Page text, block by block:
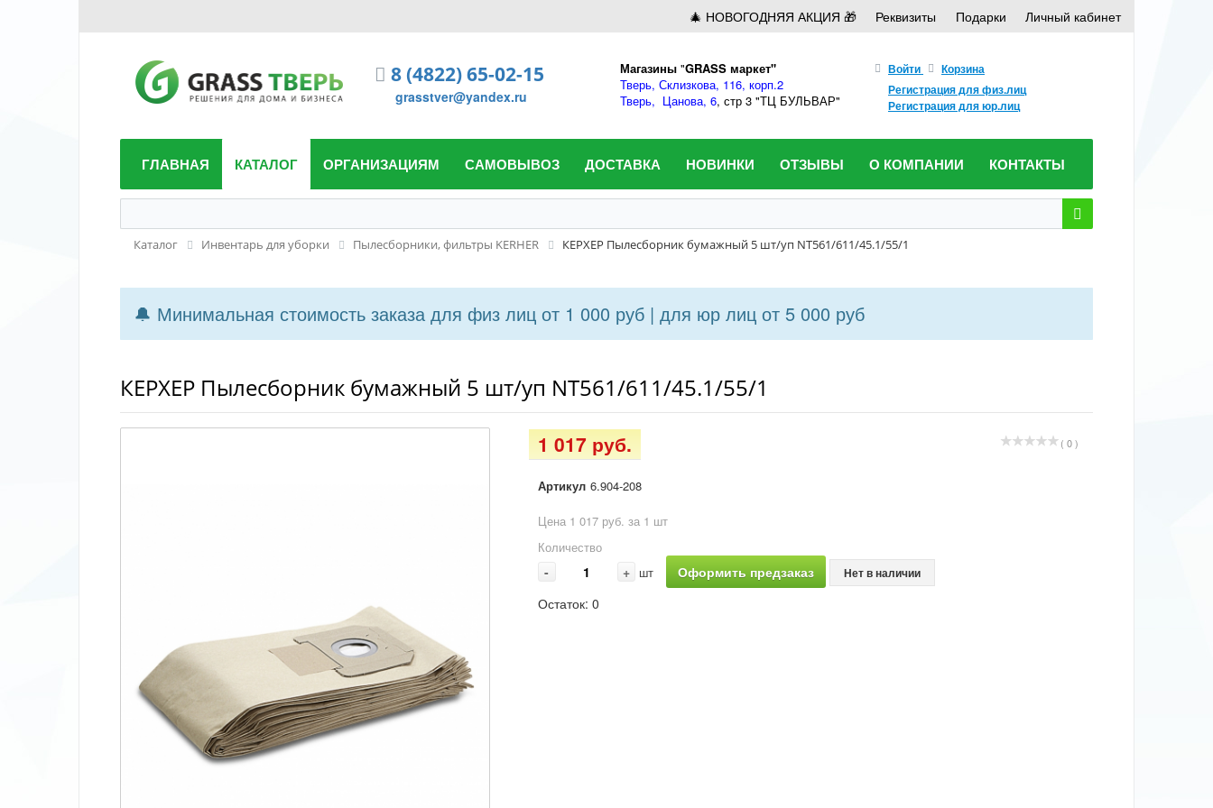
🎄 НОВОГОДНЯЯ АКЦИЯ 🎁 Реквизиты Подарки Личный кабинет
8 (4822) 65-02-15
grasstver@yandex.ru
Магазины "GRASS маркет"
Тверь, Склизкова, 116, корп.2
Тверь, Цанова, 6, стр 3 "ТЦ БУЛЬВАР"
Войти
Корзина
Регистрация для физ.лиц
Регистрация для юр.лиц
ГЛАВНАЯ КАТАЛОГ ОРГАНИЗАЦИЯМ САМОВЫВОЗ ДОСТАВКА НОВИНКИ ОТЗЫВЫ О КОМПАНИИ КОНТАКТЫ
Каталог Инвентарь для уборки Пылесборники, фильтры KERHER КЕРХЕР Пылесборник бумажный 5 шт/уп NT561/611/45.1/55/1
🔔 Минимальная стоимость заказа для физ лиц от 1 000 руб | для юр лиц от 5 000 руб
КЕРХЕР Пылесборник бумажный 5 шт/уп NT561/611/45.1/55/1
( 0 )
1 017 руб.
Артикул 6.904-208
Цена 1 017 руб. за 1 шт
Количество
- + шт Оформить предзаказ Нет в наличии
Остаток: 0